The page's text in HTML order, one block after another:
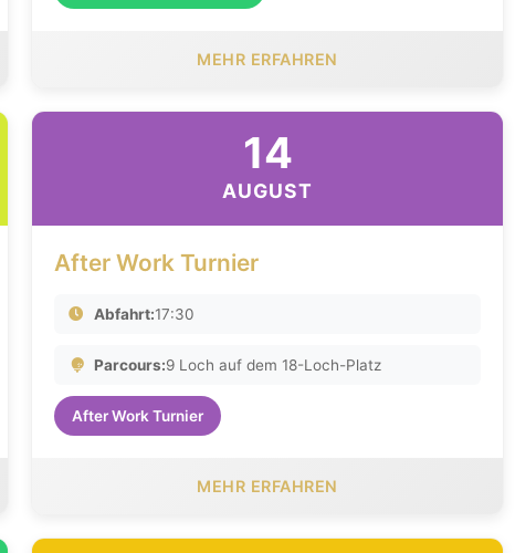
MEHR ERFAHREN
14
AUGUST
After Work Turnier
Abfahrt:17:30
Parcours:9 Loch auf dem 18-Loch-Platz
After Work Turnier
MEHR ERFAHREN